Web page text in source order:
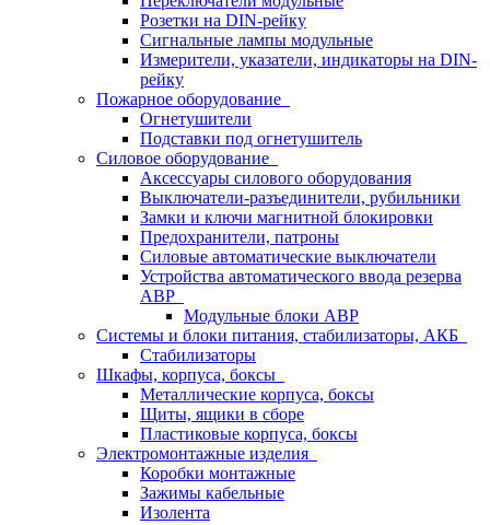
Розетки на DIN-рейку
Сигнальные лампы модульные
Измерители, указатели, индикаторы на DIN-
рейку
Пожарное оборудование
Огнетушители
Подставки под огнетушитель
Силовое оборудование
Аксессуары силового оборудования
Выключатели-разъединители, рубильники
Замки и ключи магнитной блокировки
Предохранители, патроны
Силовые автоматические выключатели
Устройства автоматического ввода резерва
АВР
Модульные блоки АВР
Системы и блоки питания, стабилизаторы, АКБ
Стабилизаторы
Шкафы, корпуса, боксы
Металлические корпуса, боксы
Щиты, ящики в сборе
Пластиковые корпуса, боксы
Электромонтажные изделия
Коробки монтажные
Зажимы кабельные
Изолента